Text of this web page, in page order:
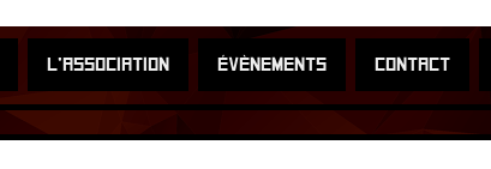
L’ASSOCIATION ÉVÈNEMENTS CONTACT